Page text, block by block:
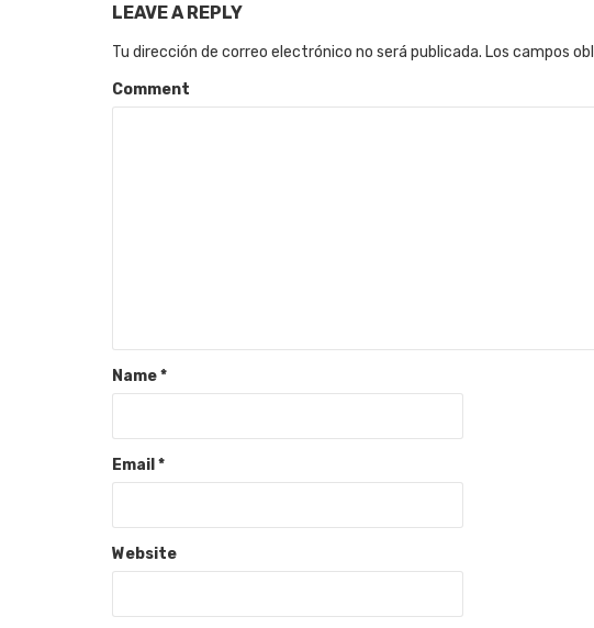
LEAVE A REPLY
Tu dirección de correo electrónico no será publicada. Los campos
Comment
Name*
Email *
Website